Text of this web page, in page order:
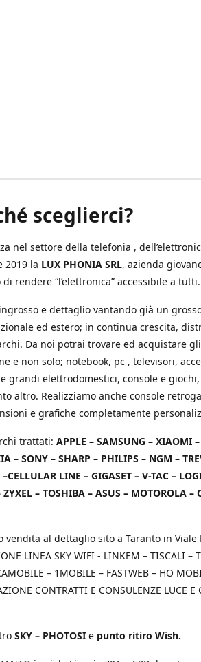
sceglierci?
nel settore della telefonia ,
2019 la LUX PHONIA SRL, azienda
rendere “l’elettronica” accessibile a tutti.
e dettaglio vantando già un
ed estero; in continua crescita,
Da noi potrai trovare ed acquistare gli
e non solo; notebook, pc , televisori,
grandi elettrodomestici, console e
altro. Realizziamo anche console
e grafiche completamente
trattati: APPLE – SAMSUNG – XIAOMI
– SONY – SHARP – PHILIPS – NGM –
LINE – GIGASET – V-TAC –
– TOSHIBA – ASUS – MOTOROLA –
al dettaglio sito a Taranto in Viale
LINEA SKY WIFI - LINKEM – TISCALI –
– 1MOBILE – FASTWEB – HO
CONTRATTI E CONSULENZE LUCE E
SKY – PHOTOSI e punto ritiro Wish.